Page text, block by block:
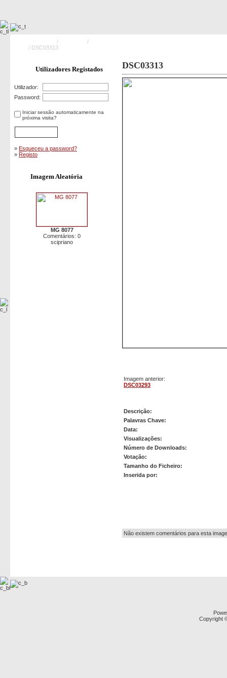
/ /
/ DSC03313
Utilizadores Registados
Utilizador:
Password:
Iniciar sessão automaticamente na
próxima visita?
» Esqueceu a password?
» Registo
Imagem Aleatória
MG 8077
Comentários: 0
scipriano
DSC03313
Imagem anterior:
DSC03293
Descrição:
Palavras Chave:
Data:
Visualizações:
Número de Downloads:
Votação:
Tamanho do Ficheiro:
Inserida por:
Não existem comentários para esta
Copyright